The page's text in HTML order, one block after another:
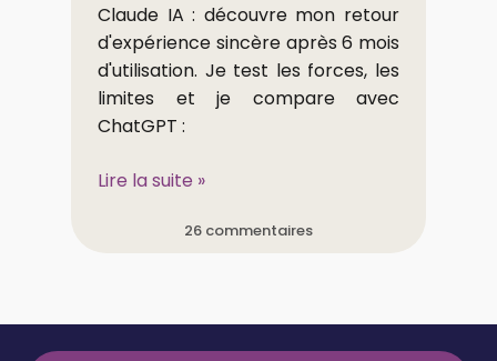
Claude IA : découvre mon retour
d'expérience sincère après 6 mois
d'utilisation. Je test les forces, les
limites et je compare avec
ChatGPT :
Lire la suite »
26 commentaires